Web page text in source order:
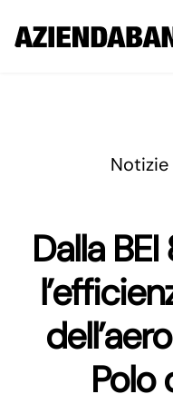
Notizie
Dalla
Polo